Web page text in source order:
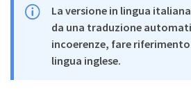
La versione in lingua
da una traduzione
incoerenze, fare
lingua inglese.